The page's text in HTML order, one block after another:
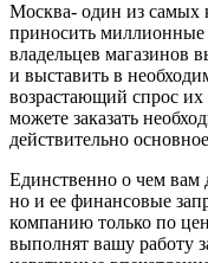
Москва- один из самых
приносить миллионные
владельцев магазинов
и выставить в
возрастающий спрос
можете заказать
действительно
Единственно о чем вам
но и ее финансовые
компанию только по
выполнят вашу работу